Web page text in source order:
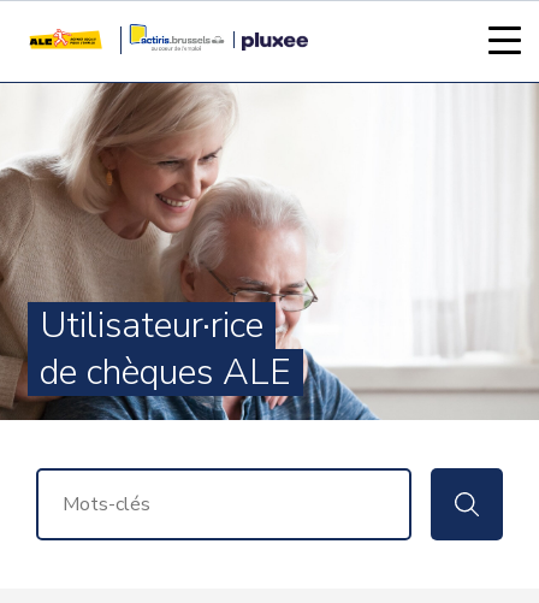
Utilisateur·rice
de chèques ALE
RECHERCHER